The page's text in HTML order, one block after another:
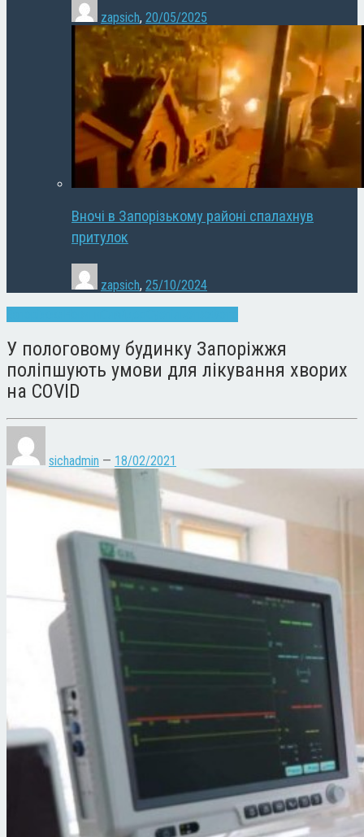
zapsich, 20/05/2025
Вночі в Запорізькому районі спалахнув
притулок
zapsich, 25/10/2024
У пологовому будинку Запоріжжя
поліпшують умови для лікування хворих
на COVID
sichadmin — 18/02/2021